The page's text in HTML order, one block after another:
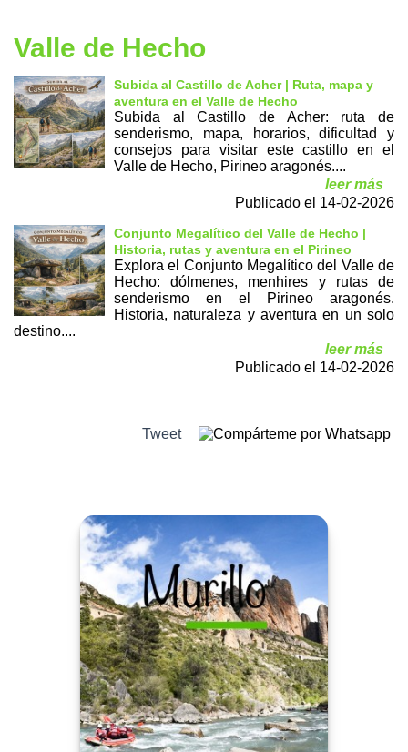
Valle de Hecho
Subida al Castillo de Acher | Ruta, mapa y
aventura en el Valle de Hecho
Subida al Castillo de Acher: ruta de
senderismo, mapa, horarios, dificultad y
consejos para visitar este castillo en el
Valle de Hecho, Pirineo aragonés....
leer más
Publicado el 14-02-2026
Conjunto Megalítico del Valle de Hecho |
Historia, rutas y aventura en el Pirineo
Explora el Conjunto Megalítico del Valle de
Hecho: dólmenes, menhires y rutas de
senderismo en el Pirineo aragonés.
Historia, naturaleza y aventura en un solo
destino....
leer más
Publicado el 14-02-2026
Tweet